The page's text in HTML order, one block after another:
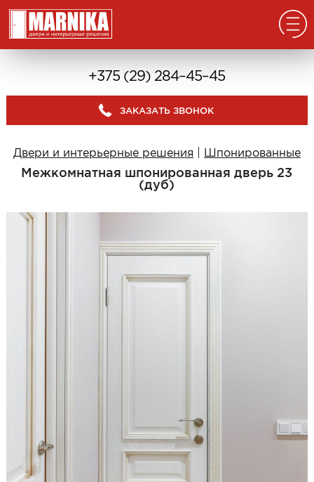
Входные двери
В дом с окном
В дом без окна
Современные в квартиру
С отделкой из дерева
С зеркалом
Под отделку
Раздвижные
Эмаль
+375 (29) 284–45–45
ЗАКАЗАТЬ ЗВОНОК
Двери и интерьерные решения Шпонированные
Межкомнатная шпонированная дверь 23
(дуб)